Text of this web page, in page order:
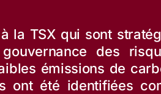
la TSX qui sont
des
émissions de
ont été identifiées